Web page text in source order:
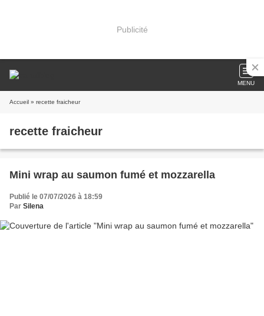
Publicité
MENU
Accueil » recette fraicheur
recette fraicheur
Mini wrap au saumon fumé et mozzarella
Publié le 07/07/2026 à 18:59
Par Silena